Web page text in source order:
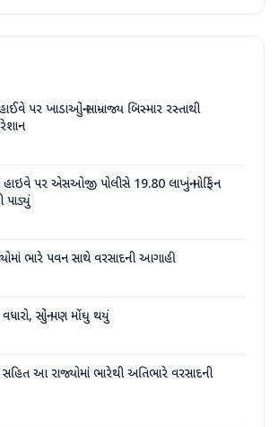
પર ખાડાઓનું સામ્રાજ્ય બિસ્માર રસ્તાથી
હાઇવે પર એસઓજી પોલીસે 19.80 લાખનું મોર્ફિન
પાડ્યું
ભારે પવન સાથે વરસાદની આગાહી
વધારો, સોનું પણ મોંઘુ થયું
આ રાજ્યોમાં ભારેથી અતિભારે વરસાદની